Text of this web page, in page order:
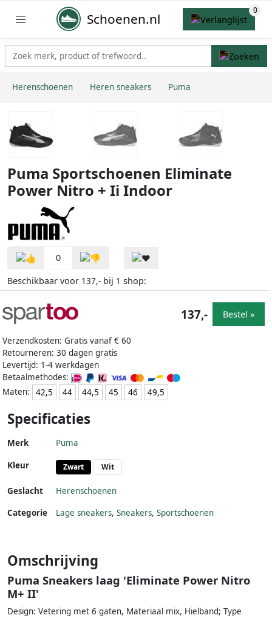
Schoenen.nl
Herenschoenen Heren sneakers Puma
Puma Sportschoenen Eliminate
Power Nitro + Ii Indoor
0
Beschikbaar voor 137,- bij 1 shop:
Verzendkosten: Gratis vanaf € 60
Retourneren: 30 dagen gratis
Levertijd: 1-4 werkdagen
Betaalmethodes:
Maten:
42,5 44 44,5 45 46 49,5
137,- Bestel »
Specificaties
Merk Puma
Kleur Zwart Wit
Geslacht
Herenschoenen
Categorie
Lage sneakers, Sneakers, Sportschoenen
Omschrijving
Puma Sneakers laag 'Eliminate Power Nitro
M+ II'
Design: Vetering met 6 gaten, Materiaal mix, Hielband; Type